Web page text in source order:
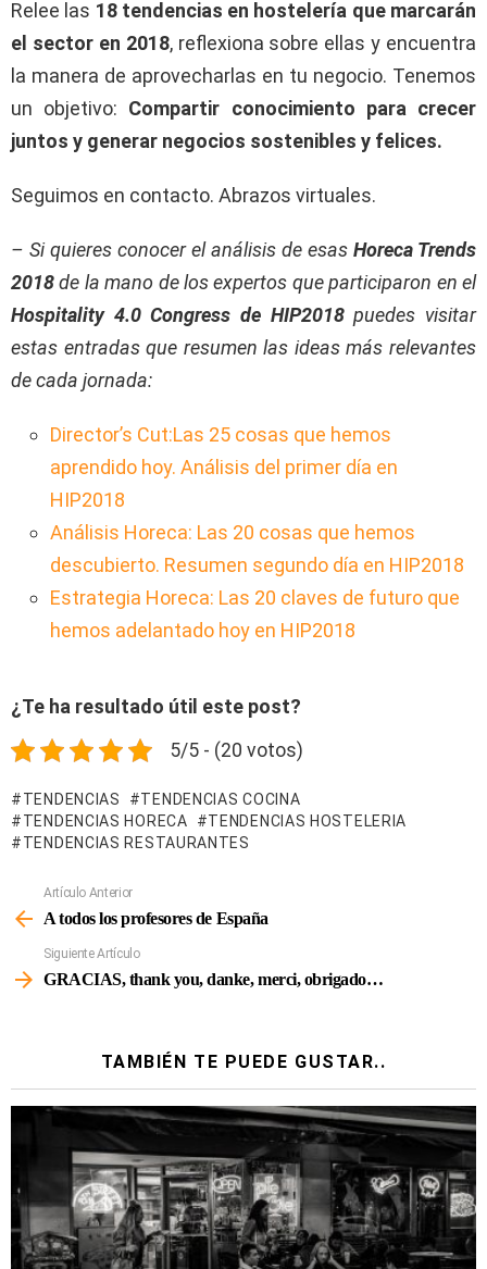
Relee las 18 tendencias en hostelería que marcarán
el sector en 2018, reflexiona sobre ellas y encuentra
la manera de aprovecharlas en tu negocio. Tenemos
un objetivo: Compartir conocimiento para crecer
juntos y generar negocios sostenibles y felices.
Seguimos en contacto. Abrazos virtuales.
– Si quieres conocer el análisis de esas Horeca Trends
2018de la mano de los expertos que participaron en el
Hospitality 4.0 Congress de HIP2018puedes visitar
estas entradas que resumen las ideas más relevantes
de cada jornada:
Director’s Cut:Las 25 cosas que hemos
aprendido hoy. Análisis del primer día en
HIP2018
Análisis Horeca: Las 20 cosas que hemos
descubierto. Resumen segundo día en HIP2018
Estrategia Horeca: Las 20 claves de futuro que
hemos adelantado hoy en HIP2018
¿Te ha resultado útil este post?
5/5 - (20 votos)
TENDENCIAS
TENDENCIAS COCINA
TENDENCIAS HORECA
TENDENCIAS HOSTELERIA
TENDENCIAS RESTAURANTES
Más
Artículo Anterior
A todos los profesores de España
Siguiente Artículo
GRACIAS, thank you, danke, merci, obrigado…
TAMBIÉN TE PUEDE GUSTAR..